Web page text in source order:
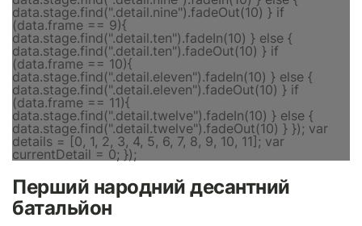
Перший народний десантний
батальйон